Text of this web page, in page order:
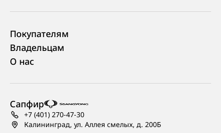
Сапфир
+7 (401) 270-47-30
Калининград, ул. Аллея смелых, д. 200Б
Покупателям
Владельцам
О нас